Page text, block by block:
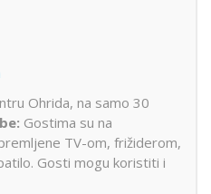
Ohrida, na samo 30
Gostima su na
TV-om, frižiderom,
Gosti mogu koristiti i